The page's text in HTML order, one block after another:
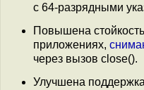
с 64-разрядными
Повышена
приложениях,
через вызов close().
Улучшена